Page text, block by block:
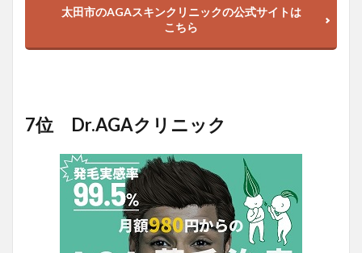
太田市のAGAスキンクリニックの公式サイトは
こちら
7位 Dr.AGAクリニック